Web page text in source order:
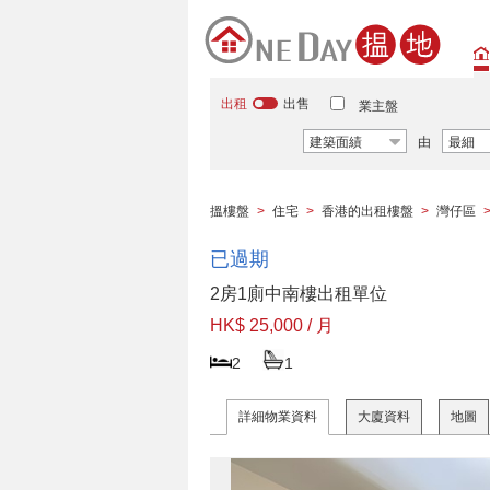
出租 出售 業主盤
建築面績 由 最細
搵樓盤 > 住宅 > 香港的出租樓盤 > 灣仔區 >
已過期
2房1廁中南樓出租單位
HK$ 25,000 / 月
2 1
詳細物業資料 大廈資料 地圖